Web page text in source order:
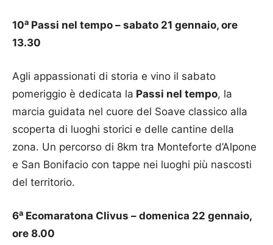
10a Passi nel tempo – sabato 21 gennaio, ore
13.30
Agli appassionati di storia e vino il sabato
pomeriggio è dedicata la Passi nel tempo, la
marcia guidata nel cuore del Soave classico alla
scoperta di luoghi storici e delle cantine della
zona. Un percorso di 8km tra Monteforte d’Alpone
e San Bonifacio con tappe nei luoghi più nascosti
del territorio.
6a Ecomaratona Clivus – domenica 22 gennaio,
ore 8.00